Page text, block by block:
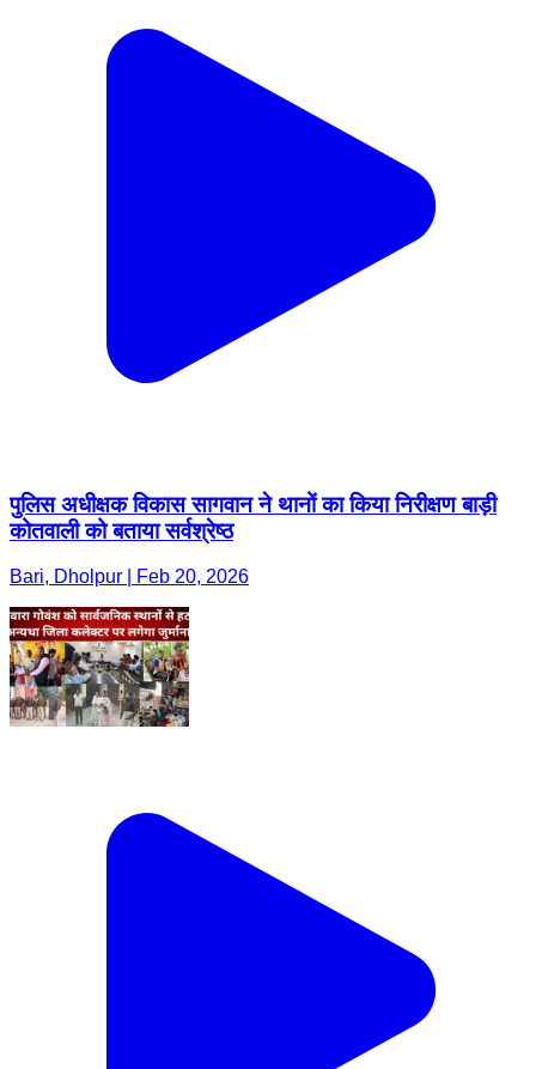
पुलिस अधीक्षक विकास सागवान ने थानों का किया निरीक्षण बाड़ी
कोतवाली को बताया सर्वश्रेष्ठ
Bari, Dholpur | Feb 20, 2026